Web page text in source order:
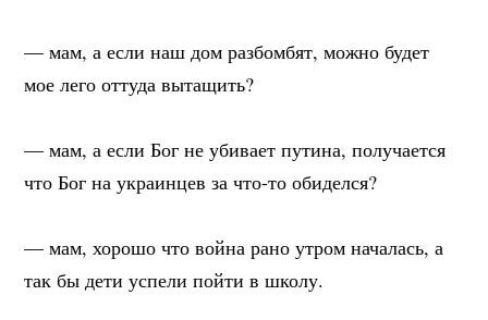
— мам, а если наш дом разбомбят, можно будет
мое лего оттуда вытащить?
— мам, а если Бог не убивает путина, получается
что Бог на украинцев за что-то обиделся?
— мам, хорошо что война рано утром началась, а
так бы дети успели пойти в школу.